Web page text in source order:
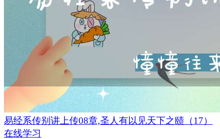
易经系传别讲上传08章,圣人有以见天下之赜（17）
在线学习